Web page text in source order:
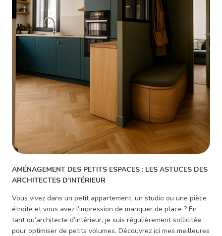
AMÉNAGEMENT DES PETITS ESPACES : LES ASTUCES DES
ARCHITECTES D’INTÉRIEUR
Vous vivez dans un petit appartement, un studio ou une pièce
étroite et vous avez l’impression de manquer de place ? En
tant qu’architecte d’intérieur, je suis régulièrement sollicitée
pour optimiser de petits volumes. Découvrez ici mes meilleures